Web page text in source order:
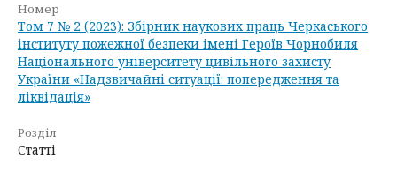
Номер
Том 7 № 2 (2023): Збірник наукових праць Черкаського
інституту пожежної безпеки імені Героїв Чорнобиля
Національного університету цивільного захисту
України «Надзвичайні ситуації: попередження та
ліквідація»
Розділ
Статті